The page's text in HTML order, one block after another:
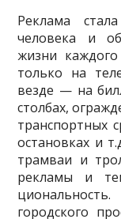
Реклама
человека и
жизни
только на
везде — на
стол­бах,
транспортных
остановках и
трамваи и
рекламы и
городского